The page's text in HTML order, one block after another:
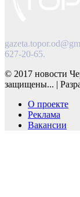
627-20-65.
© 2017 новости
защищены... |
О проекте
Реклама
Вакансии